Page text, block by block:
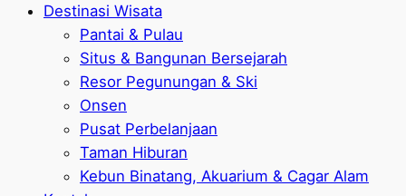
Destinasi Wisata
Pantai & Pulau
Situs & Bangunan Bersejarah
Resor Pegunungan & Ski
Onsen
Pusat Perbelanjaan
Taman Hiburan
Kebun Binatang, Akuarium & Cagar Alam